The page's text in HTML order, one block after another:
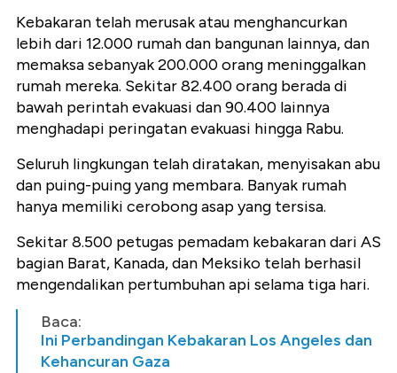
Kebakaran telah merusak atau menghancurkan
lebih dari 12.000 rumah dan bangunan lainnya, dan
memaksa sebanyak 200.000 orang meninggalkan
rumah mereka. Sekitar 82.400 orang berada di
bawah perintah evakuasi dan 90.400 lainnya
menghadapi peringatan evakuasi hingga Rabu.
Seluruh lingkungan telah diratakan, menyisakan abu
dan puing-puing yang membara. Banyak rumah
hanya memiliki cerobong asap yang tersisa.
Sekitar 8.500 petugas pemadam kebakaran dari AS
bagian Barat, Kanada, dan Meksiko telah berhasil
mengendalikan pertumbuhan api selama tiga hari.
Baca:
Ini Perbandingan Kebakaran Los Angeles dan
Kehancuran Gaza